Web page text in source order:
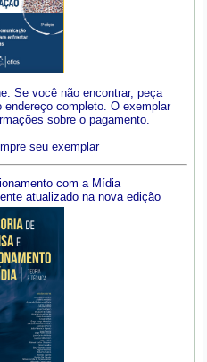
Se você não encontrar, peça
endereço completo. O exemplar
sobre o pagamento.
seu exemplar
com a Mídia
atualizado na nova edição